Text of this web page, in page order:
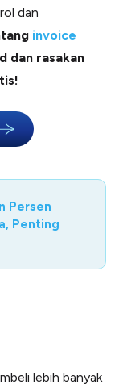
dan
invoice
dan rasakan
Persen
Penting
lebih banyak